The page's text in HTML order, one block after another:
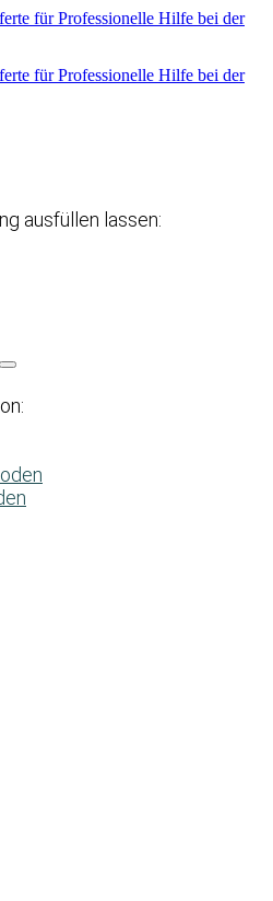
für Professionelle Hilfe bei der
für Professionelle Hilfe bei der
ausfüllen lassen: